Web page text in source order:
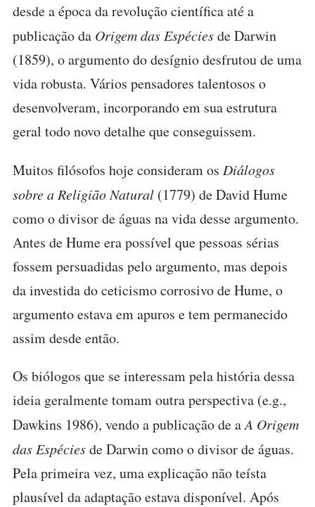
desde a época da revolução científica até a
publicação da Origem das Espéciesde Darwin
(1859), o argumento do desígnio desfrutou de uma
vida robusta. Vários pensadores talentosos o
desenvolveram, incorporando em sua estrutura
geral todo novo detalhe que conseguissem.
Muitos filósofos hoje consideram os Diálogos
sobre a Religião Natural (1779) de David Hume
como o divisor de águas na vida desse argumento.
Antes de Hume era possível que pessoas sérias
fossem persuadidas pelo argumento, mas depois
da investida do ceticismo corrosivo de Hume, o
argumento estava em apuros e tem permanecido
assim desde então.
Os biólogos que se interessam pela história dessa
ideia geralmente tomam outra perspectiva (e.g.,
Dawkins 1986), vendo a publicação de aA Origem
das Espéciesde Darwin como o divisor de águas.
Pela primeira vez, uma explicação não teísta
plausível da adaptação estava disponível. Após